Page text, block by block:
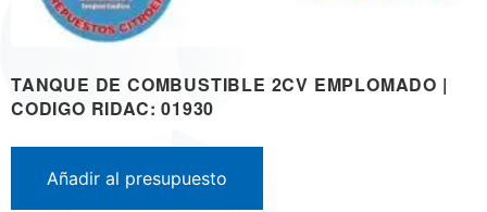
TANQUE DE COMBUSTIBLE 2CV EMPLOMADO |
CODIGO RIDAC: 01930
Añadir al presupuesto